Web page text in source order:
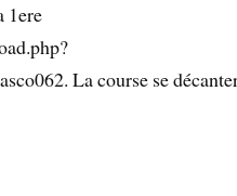
1ere
La course se